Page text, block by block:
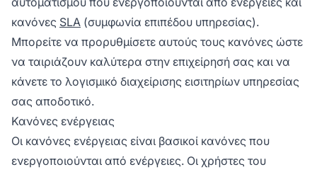
κανόνες SLA (συμφωνία επιπέδου υπηρεσίας).
Μπορείτε να προρυθμίσετε αυτούς τους κανόνες ώστε
να ταιριάζουν καλύτερα στην επιχείρησή σας και να
κάνετε το λογισμικό διαχείρισης εισιτηρίων υπηρεσίας
σας αποδοτικό.
Κανόνες ενέργειας
Οι κανόνες ενέργειας είναι βασικοί κανόνες που
ενεργοποιούνται από ενέργειες. Οι χρήστες του